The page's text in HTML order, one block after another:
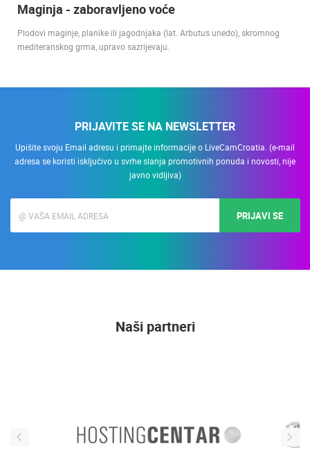
Maginja - zaboravljeno voće
Plodovi maginje, planike ili jagodnjaka (lat. Arbutus unedo), skromnog
mediteranskog grma, upravo sazrijevaju.
PRIJAVITE SE NA NEWSLETTER
Upišite svoju Email adresu i primajte informacije o LiveCamCroatia. (e-mail
adresa se koristi isključivo u svrhe slanja promotivnih ponuda i novosti, nije
javno vidljiva)
PRIJAVI SE
Naši partneri